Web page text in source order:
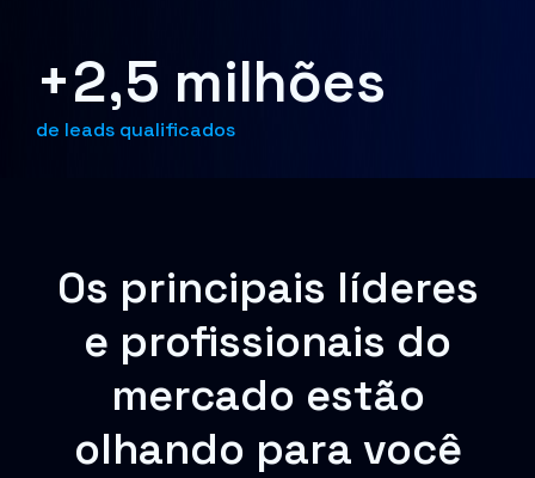
+2,5 milhões
de leads qualificados
Os principais líderes
e profissionais do
mercado estão
olhando para você